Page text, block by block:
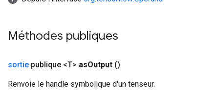
Méthodes publiques
sortie publique <T> asOutput ()
Renvoie le handle symbolique d'un tenseur.